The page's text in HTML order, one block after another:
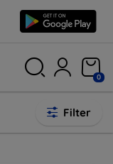
0
Filter